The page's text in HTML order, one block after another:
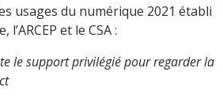
usages du numérique 2021 établi
et le CSA :
le support privilégié pour regarder la